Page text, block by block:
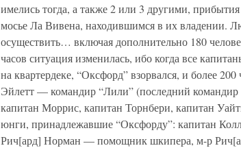
имелись тогда, а также 2 или 3 другими,
мосье Ла Вивена, находившимся в их владении.
осуществить… включая дополнительно 180
часов ситуация изменилась, ибо когда все
на квартердеке, “Оксфорд” взорвался, и более
Эйлетт — командир “Лили” (последний
капитан Моррис, капитан Торнбери, капитан
юнги, принадлежавшие “Оксфорду”: капитан
Рич[ард] Норман — помощник шкипера, м-р